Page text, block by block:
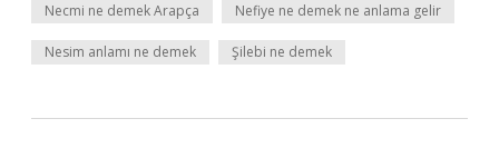
Necmi ne demek Arapça Nefiye ne demek ne anlama gelir
Nesim anlamı ne demek Şilebi ne demek